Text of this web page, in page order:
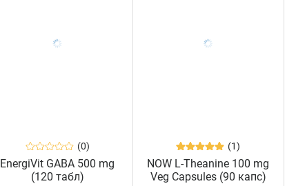
(0)
EnergiVit GABA 500 mg
(120 табл)
(1)
NOW L-Theanine 100 mg
Veg Capsules (90 капс)